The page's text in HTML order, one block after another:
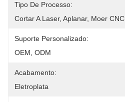
Tipo De Processo:
Cortar A Laser, Aplanar, Moer CNC
Suporte Personalizado:
OEM, ODM
Acabamento:
Eletroplata